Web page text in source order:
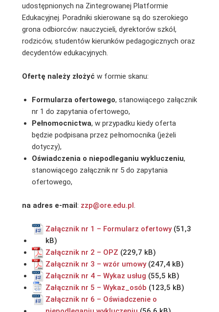
udostępnionych na Zintegrowanej Platformie
Edukacyjnej. Poradniki skierowane są do szerokiego
grona odbiorców: nauczycieli, dyrektorów szkół,
rodziców, studentów kierunków pedagogicznych oraz
decydentów edukacyjnych.
Ofertę należy złożyć w formie skanu:
Formularza ofertowego, stanowiącego załącznik
nr 1 do zapytania ofertowego,
Pełnomocnictwa, w przypadku kiedy oferta
będzie podpisana przez pełnomocnika (jeżeli
dotyczy),
Oświadczenia o niepodleganiu wykluczeniu,
stanowiącego załącznik nr 5 do zapytania
ofertowego,
na adres e-mail: zzp@ore.edu.pl.
Załącznik nr 1 – Formularz ofertowy
Załącznik nr 2 – OPZ
Załącznik nr 3 – wzór umowy
Załącznik nr 4 – Wykaz usług
Załącznik nr 5 – Wykaz_osób
Załącznik nr 6 – Oświadczenie o